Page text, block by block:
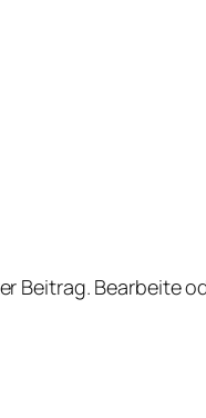
Beitrag. Bearbeite